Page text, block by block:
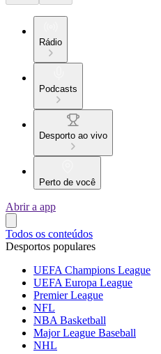
Rádio
Podcasts
Desporto ao vivo
Perto de você
Abrir a app
Todos os conteúdos
Desportos populares
UEFA Champions League
UEFA Europa League
Premier League
NFL
NBA Basketball
Major League Baseball
NHL